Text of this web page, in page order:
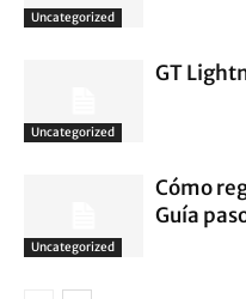
Uncategorized
Uncategorized
GT
Uncategorized
Cómo
Guía